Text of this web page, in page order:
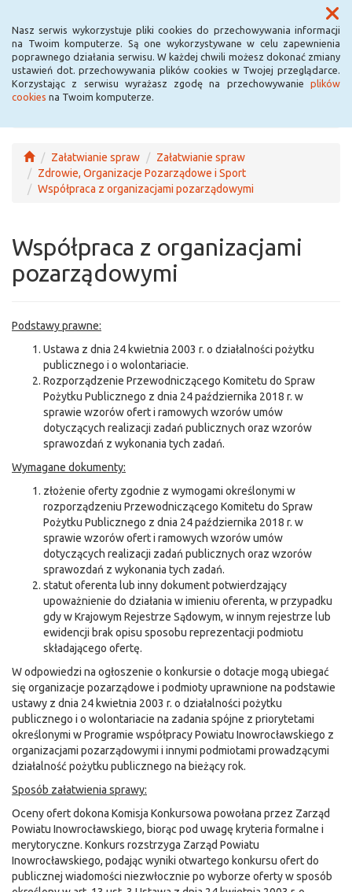
Nasz serwis wykorzystuje pliki cookies do przechowywania informacji
na Twoim komputerze. Są one wykorzystywane w celu zapewnienia
poprawnego działania serwisu. W każdej chwili możesz dokonać zmiany
ustawień dot. przechowywania plików cookies w Twojej przeglądarce.
Korzystając z serwisu wyrażasz zgodę na przechowywanie plików
cookies na Twoim komputerze.
Menu
Załatwianie spraw
Załatwianie spraw
Zdrowie, Organizacje Pozarządowe i Sport
Współpraca z organizacjami pozarządowymi
Współpraca z organizacjami
pozarządowymi
Podstawy prawne:
Ustawa z dnia 24 kwietnia 2003 r. o działalności pożytku
publicznego i o wolontariacie.
Rozporządzenie Przewodniczącego Komitetu do Spraw
Pożytku Publicznego z dnia 24 października 2018 r. w
sprawie wzorów ofert i ramowych wzorów umów
dotyczących realizacji zadań publicznych oraz wzorów
sprawozdań z wykonania tych zadań.
Wymagane dokumenty:
złożenie oferty zgodnie z wymogami określonymi w
rozporządzeniu Przewodniczącego Komitetu do Spraw
Pożytku Publicznego z dnia 24 października 2018 r. w
sprawie wzorów ofert i ramowych wzorów umów
dotyczących realizacji zadań publicznych oraz wzorów
sprawozdań z wykonania tych zadań.
statut oferenta lub inny dokument potwierdzający
upoważnienie do działania w imieniu oferenta, w przypadku
gdy w Krajowym Rejestrze Sądowym, w innym rejestrze lub
ewidencji brak opisu sposobu reprezentacji podmiotu
składającego ofertę.
W odpowiedzi na ogłoszenie o konkursie o dotacje mogą ubiegać
się organizacje pozarządowe i podmioty uprawnione na podstawie
ustawy z dnia 24 kwietnia 2003 r. o działalności pożytku
publicznego i o wolontariacie na zadania spójne z priorytetami
określonymi w Programie współpracy Powiatu Inowrocławskiego z
organizacjami pozarządowymi i innymi podmiotami prowadzącymi
działalność pożytku publicznego na bieżący rok.
Sposób załatwienia sprawy:
Oceny ofert dokona Komisja Konkursowa powołana przez Zarząd
Powiatu Inowrocławskiego, biorąc pod uwagę kryteria formalne i
merytoryczne. Konkurs rozstrzyga Zarząd Powiatu
Inowrocławskiego, podając wyniki otwartego konkursu ofert do
publicznej wiadomości niezwłocznie po wyborze oferty w sposób